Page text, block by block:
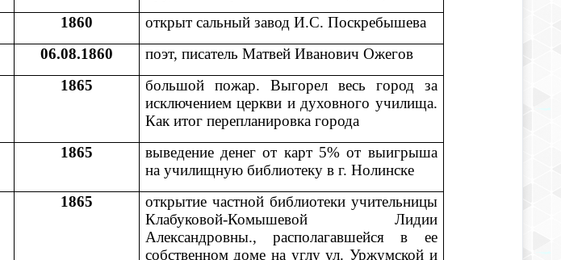
1860
открыт сальный завод И.С. Поскребышева
06.08.1860
поэт, писатель Матвей Иванович Ожегов
1865
большой пожар. Выгорел весь город за
исключением церкви и духовного училища.
Как итог перепланировка города
1865
выведение денег от карт 5% от выигрыша
на училищную библиотеку в г. Нолинске
1865
открытие частной библиотеки учительницы
Клабуковой-Комышевой Лидии
Александровны., располагавшейся в ее
собственном доме на углу ул. Уржумской и